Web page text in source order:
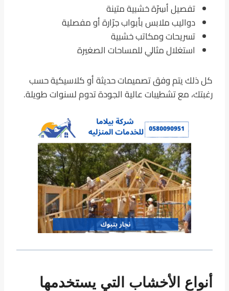
تفصيل أسِرّة خشبية متينة
دواليب ملابس بأبواب جرّارة أو مفصلية
تسريحات ومكاتب خشبية
استغلال مثالي للمساحات الصغيرة
كل ذلك يتم وفق تصميمات حديثة أو كلاسيكية حسب
رغبتك، مع تشطيبات عالية الجودة تدوم لسنوات طويلة.
أنواع الأخشاب التي يستخدمها